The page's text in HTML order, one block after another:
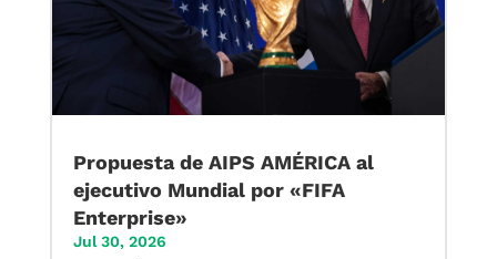
Propuesta de AIPS AMÉRICA al
ejecutivo Mundial por «FIFA
Enterprise»
Jul 30, 2026